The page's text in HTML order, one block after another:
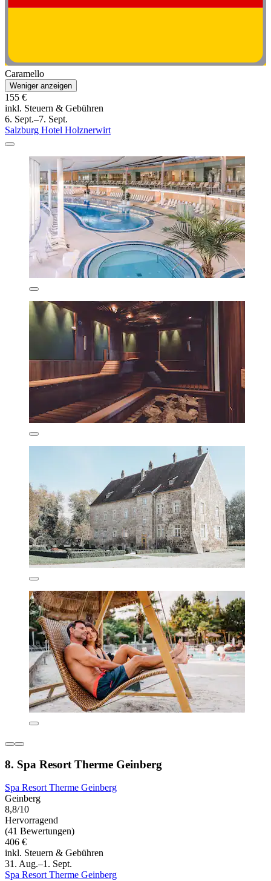
Caramello
Weniger anzeigen
155 €
inkl. Steuern & Gebühren
6. Sept.–7. Sept.
Salzburg Hotel Holznerwirt
8. Spa Resort Therme Geinberg
Spa Resort Therme Geinberg
Geinberg
8,8/10
Hervorragend
(41 Bewertungen)
406 €
inkl. Steuern & Gebühren
31. Aug.–1. Sept.
Spa Resort Therme Geinberg